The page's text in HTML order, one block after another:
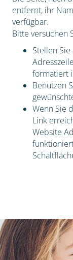
entfernt, ihr
verfügbar.
Bitte versuchen
Stellen
formatiert
Benutzen
Wenn Sie
Link
Website